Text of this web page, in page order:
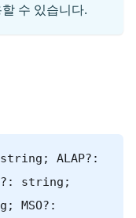
수 있습니다.
ALAP?:
string;
MSO?: